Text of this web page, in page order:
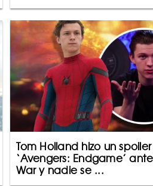
Tom Holland hizo un
‘Avengers: Endgame’
War y nadie se ...